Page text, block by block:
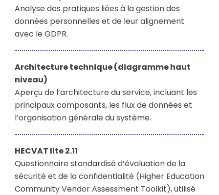
Analyse des pratiques liées à la gestion des
données personnelles et de leur alignement
avec le GDPR.
Architecture technique (diagramme haut
niveau)
Aperçu de l’architecture du service, incluant les
principaux composants, les flux de données et
l’organisation générale du système.
HECVAT lite 2.11
Questionnaire standardisé d’évaluation de la
sécurité et de la confidentialité (Higher Education
Community Vendor Assessment Toolkit), utilisé